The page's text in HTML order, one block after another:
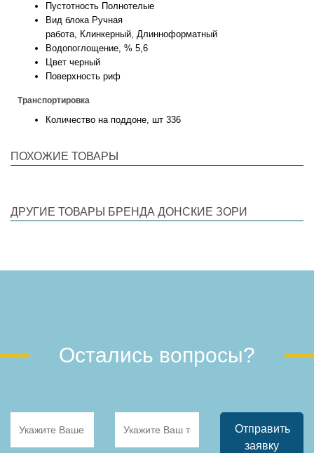
Пустотность Полнотелые
Вид блока Ручная
работа, Клинкерный, Длинноформатный
Водопоглощение, % 5,6
Цвет черный
Поверхность риф
Транспортировка
Количество на поддоне, шт 336
ПОХОЖИЕ ТОВАРЫ
ДРУГИЕ ТОВАРЫ БРЕНДА ДОНСКИЕ ЗОРИ
Остались вопросы?
Отправить
заявку